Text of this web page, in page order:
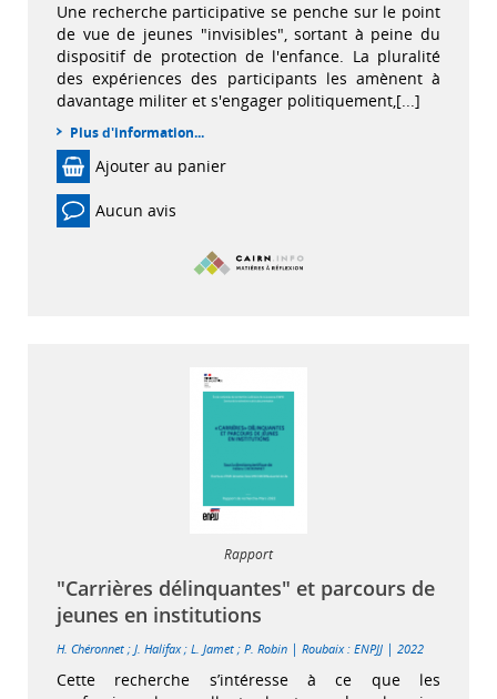
Une recherche participative se penche sur le point
de vue de jeunes "invisibles", sortant à peine du
dispositif de protection de l'enfance. La pluralité
des expériences des participants les amènent à
davantage militer et s'engager politiquement,[...]
Plus d'information...
Ajouter au panier
Aucun avis
Rapport
"Carrières délinquantes" et parcours de
jeunes en institutions
H. Chéronnet ; J. Halifax; L. Jamet ; P. Robin | Roubaix : ENPJJ | 2022
Cette recherche s’intéresse à ce que les